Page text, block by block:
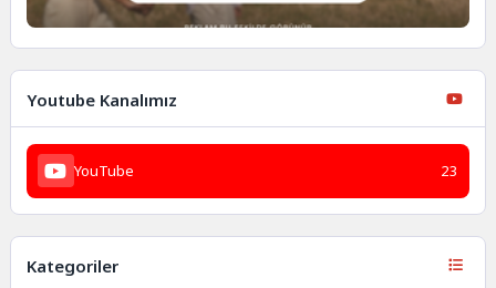
Youtube Kanalımız
YouTube 23
Kategoriler